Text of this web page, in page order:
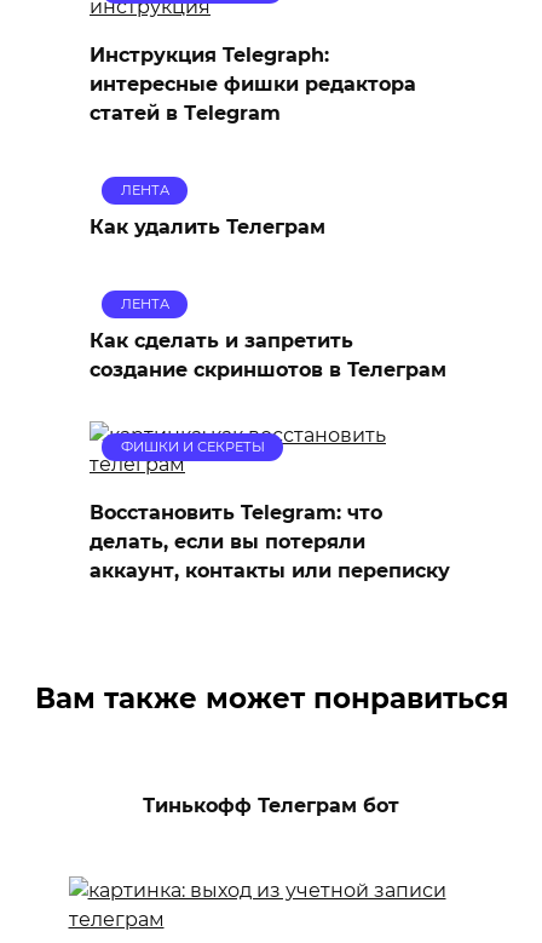
Инструкция Telegraph:
интересные фишки редактора
статей в Тelegram
ЛЕНТА
Как удалить Телеграм
ЛЕНТА
Как сделать и запретить
создание скриншотов в Телеграм
ФИШКИ И СЕКРЕТЫ
Восстановить Telegram: что
делать, если вы потеряли
аккаунт, контакты или переписку
Вам также может понравиться
Тинькофф Телеграм бот